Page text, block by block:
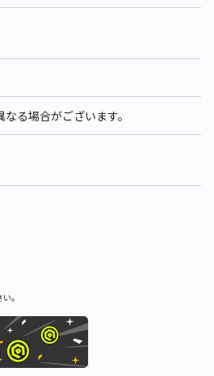
場合がございます。
。